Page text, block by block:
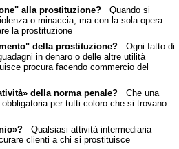
alla prostituzione?Quando si
o minaccia, ma con la sola opera
la prostituzione
della prostituzione?Ogni fatto di
in denaro o delle altre utilità
procura facendo commercio del
della norma penale?Che una
per tutti coloro che si trovano
Qualsiasi attività intermediaria
clienti a chi si prostituisce